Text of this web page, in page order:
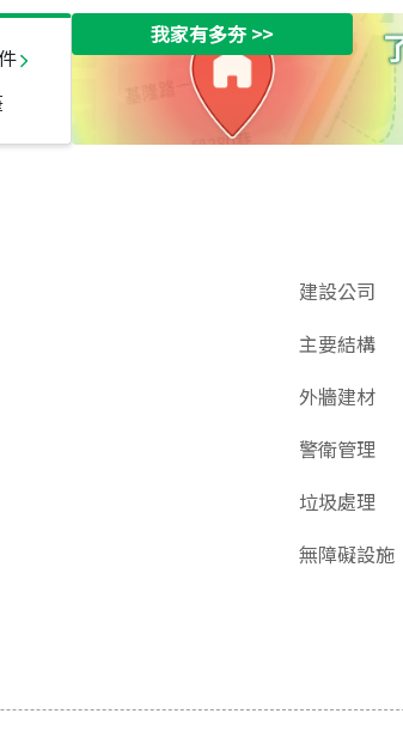
我家有多夯>>
建設公司
主要結構
外牆建材
警衛管理
垃圾處理
無障礙設施